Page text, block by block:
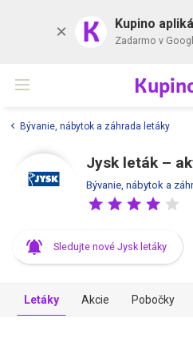
K Kupino
Zadarmo v
Bývanie, nábytok a záhrada letáky
Jysk leták –
Bývanie, nábytok a
Sledujte nové Jysk letáky
Letáky Akcie Pobočky